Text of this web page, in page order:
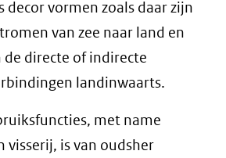
decor vormen zoals daar zijn
van zee naar land en
de directe of indirecte
landinwaarts.
met name
visserij, is van oudsher